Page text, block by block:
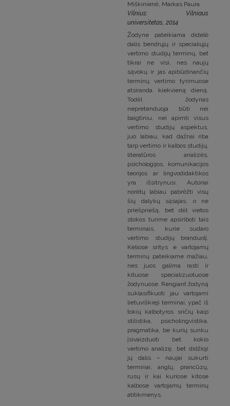
Miškinienė, Markas Paura
Vilnius: Vilniaus
universitetas, 2014
Žodyne pateikiama didelė
dalis bendrųjų ir specialiųjų
vertimo studijų terminų, bet
tikrai ne visi, nes naujų
sąvokų ir jas apibūdinančių
terminų vertimo tyrimuose
atsiranda kiekvieną dieną.
Todėl žodynas
nepretenduoja būti nei
baigtiniu, nei apimti visus
vertimo studijų aspektus,
juo labiau, kad dažnai riba
tarp vertimo ir kalbos studijų,
literatūros analizės,
psichologijos, komunikacijos
teorijos ar lingvodidaktikos
yra išsitrynusi. Autoriai
norėtų labiau pabrėžti visų
šių dalykų sąsajas, o ne
priešpriešą, bet dėl vietos
stokos turime apsiriboti tais
terminais, kurie sudaro
vertimo studijų branduolį.
Keliose sritys e vartojamų
terminų pateikiame mažiau,
nes juos galima rasti ir
kituose specializuotuose
žodynuose. Rengiant žodyną
suklasifikuoti jau vartojami
lietuviškieji terminai, ypač iš
tokių kalbotyros sričių kaip
stilistika, psicholingvistika,
pragmatika, be kurių sunku
įsivaizduoti bet kokio
vertimo analizę, bet didžioji
jų dalis – naujai sukurti
terminai, anglų, prancūzų,
rusų ir kai kuriose kitose
kalbose vartojamų terminų
atitikmenys.